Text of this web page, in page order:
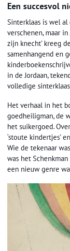
Een succesvol
Sinterklaas is wel
verschenen, maar
zijn knecht’ kreeg
samenhangend en
in de Jordaan,
volledige
Het verhaal in het
goedheiligman, de
het suikergoed.
‘stoute kindertjes’
Wie de tekenaar
was het
een nieuw genre